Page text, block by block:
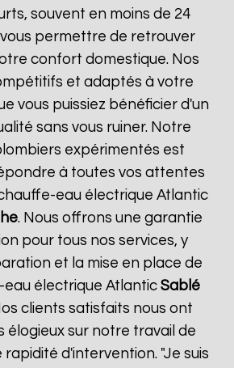
souvent en moins de 24
permettre de retrouver
confort domestique. Nos
et adaptés à votre
vous puissiez bénéficier d'un
sans vous ruiner. Notre
expérimentés est
à toutes vos attentes
eau électrique Atlantic
. Nous offrons une garantie
pour tous nos services, y
et la mise en place de
électrique Atlantic Sablé
clients satisfaits nous ont
élogieux sur notre travail de
d'intervention. "Je suis